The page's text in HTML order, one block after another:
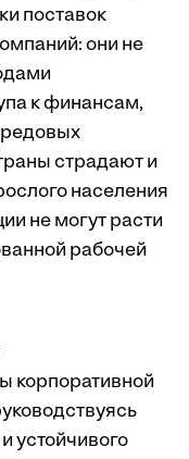
поставок
они не
к финансам,
страдают и
населения
не могут расти
рабочей
корпоративной
устойчивого